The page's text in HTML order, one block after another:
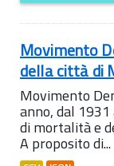
Movimento
della città di
Movimento
anno, dal
di mortalità e
A proposito di...